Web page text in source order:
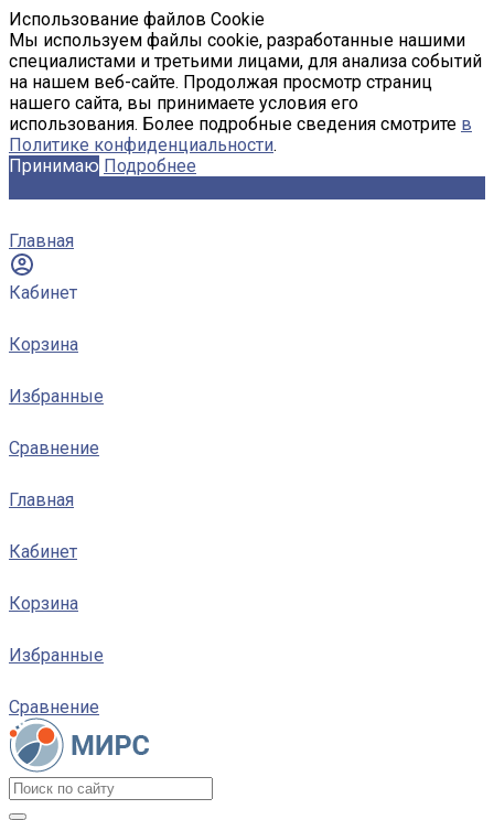
Использование файлов Cookie
Мы используем файлы cookie, разработанные нашими
специалистами и третьими лицами, для анализа событий
на нашем веб-сайте. Продолжая просмотр страниц
нашего сайта, вы принимаете условия его
использования. Более подробные сведения смотрите в
Политике конфиденциальности.
Принимаю Подробнее
Главная
Кабинет
Корзина
Избранные
Сравнение
Главная
Кабинет
Корзина
Избранные
Сравнение